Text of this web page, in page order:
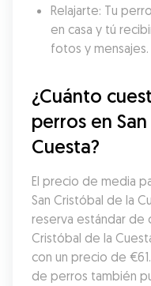
Relajarte: Tu
en casa y tú
fotos y mensajes.
¿Cuánto
perros en
Cuesta?
El precio de media
San Cristóbal de la
reserva estándar de
Cristóbal de la
con un precio de
de perros también